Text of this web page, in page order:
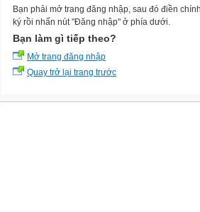
Bạn phải mở trang đăng nhập, sau đó điền
ký rồi nhấn nút "Đăng nhập" ở phía dưới.
Bạn làm gì tiếp theo?
Mở trang đăng nhập
Quay trở lại trang trước